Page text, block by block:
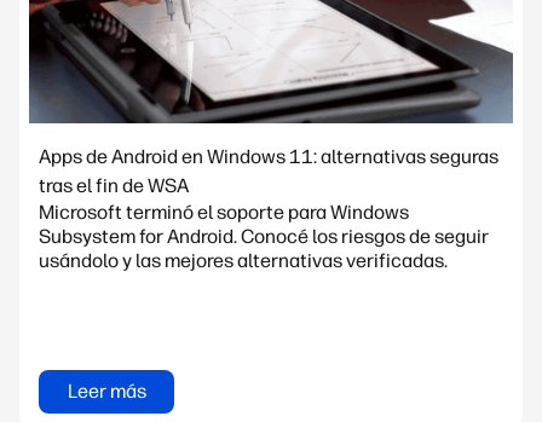
Apps de Android en Windows 11: alternativas seguras
tras el fin de WSA
Microsoft terminó el soporte para Windows
Subsystem for Android. Conocé los riesgos de seguir
usándolo y las mejores alternativas verificadas.
Leer más